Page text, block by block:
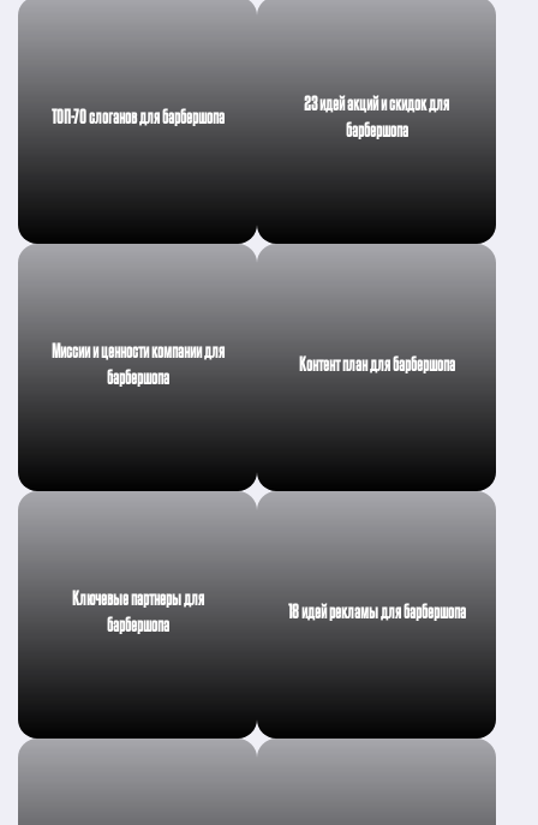
ТОП-70 слоганов для барбершопа
23 идей акций и скидок для
барбершопа
Миссии и ценности компании для
барбершопа
Контент план для барбершопа
Ключевые партнеры для
барбершопа
18 идей рекламы для барбершопа